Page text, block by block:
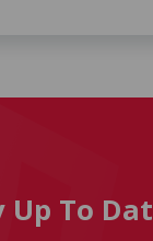
Up To